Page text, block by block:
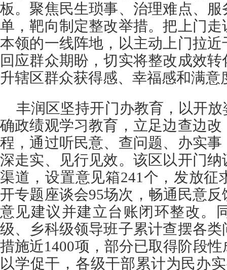
板。聚焦民生琐事、治理难点、
单，靶向制定整改举措。把上门
本领的一线阵地，以主动上门拉
回应群众期盼，切实将整改成效
升辖区群众获得感、幸福感和满意
丰润区坚持开门办教育，以开
确政绩观学习教育，立足边查边
程，通过听民意、查问题、办实
深走实、见行见效。该区以开门
渠道，设置意见箱241个，发放征
开专题座谈会95场次，畅通民意
意见建议并建立台账闭环整改。
级、乡科级领导班子累计查摆各
措施近1400项，部分已取得阶段
以学促干，各级干部累计为民办